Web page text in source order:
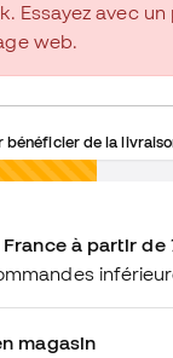
Essayez avec
web.
bénéficier de la
à partir de
magasin